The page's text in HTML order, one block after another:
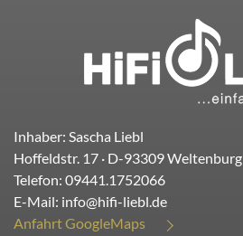
Inhaber: Sascha Liebl
Hoffeldstr. 17 · D-93309Weltenburg
Telefon: 09441.1752066
E-Mail: info@hifi-liebl.de
Anfahrt GoogleMaps